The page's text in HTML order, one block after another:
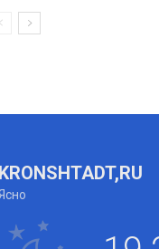
KRONSHTADT,RU